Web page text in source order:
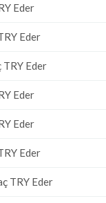
Eder
Eder
TRY Eder
Eder
Eder
Eder
TRY Eder